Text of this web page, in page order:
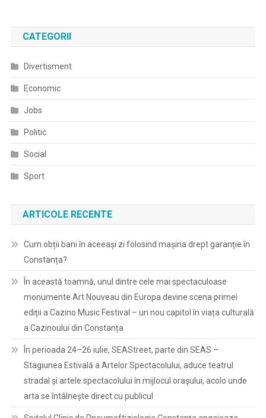
CATEGORII
Divertisment
Economic
Jobs
Politic
Social
Sport
ARTICOLE RECENTE
Cum obții bani în aceeași zi folosind mașina drept garanție în
Constanța?
În această toamnă, unul dintre cele mai spectaculoase
monumente Art Nouveau din Europa devine scena primei
ediții a Cazino Music Festival – un nou capitol în viața culturală
a Cazinoului din Constanța
În perioada 24–26 iulie, SEAStreet, parte din SEAS –
Stagiunea Estivală a Artelor Spectacolului, aduce teatrul
stradal și artele spectacolului în mijlocul orașului, acolo unde
arta se întâlnește direct cu publicul